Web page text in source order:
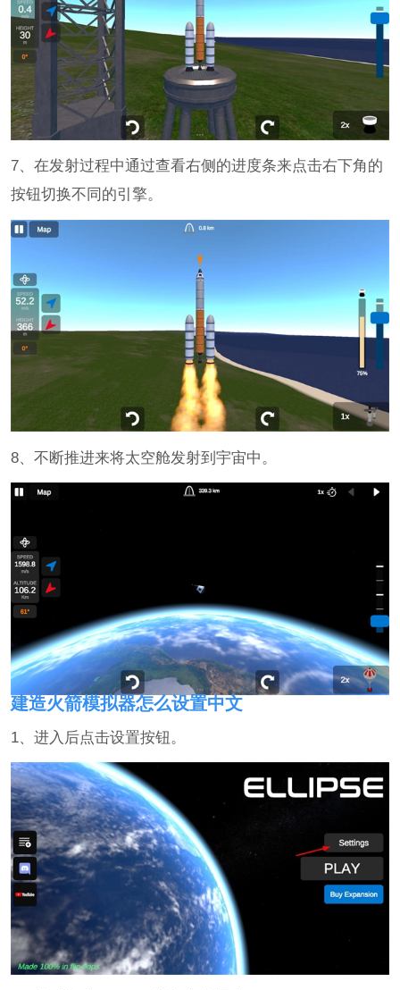
7、在发射过程中通过查看右侧的进度条来点击右下角的
按钮切换不同的引擎。
8、不断推进来将太空舱发射到宇宙中。
建造火箭模拟器怎么设置中文
1、进入后点击设置按钮。